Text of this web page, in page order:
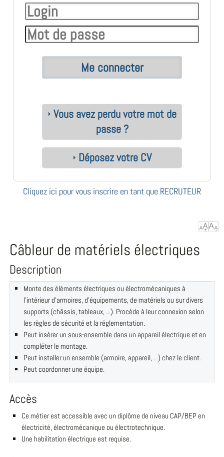
Vous avez perdu votre mot de
passe ?
Déposez votre CV
Cliquez ici pour vous inscrire en tant que RECRUTEUR
Câbleur de matériels électriques
Description
Monte des éléments électriques ou électromécaniques à
l'intérieur d'armoires, d'équipements, de matériels ou sur divers
supports (châssis, tableaux, ...). Procède à leur connexion selon
les règles de sécurité et la réglementation.
Peut insérer un sous-ensemble dans un appareil électrique et en
compléter le montage.
Peut installer un ensemble (armoire, appareil, ...) chez le client.
Peut coordonner une équipe.
Accès
Ce métier est accessible avec un diplôme de niveau CAP/BEP en
électricité, électromécanique ou électrotechnique.
Une habilitation électrique est requise.